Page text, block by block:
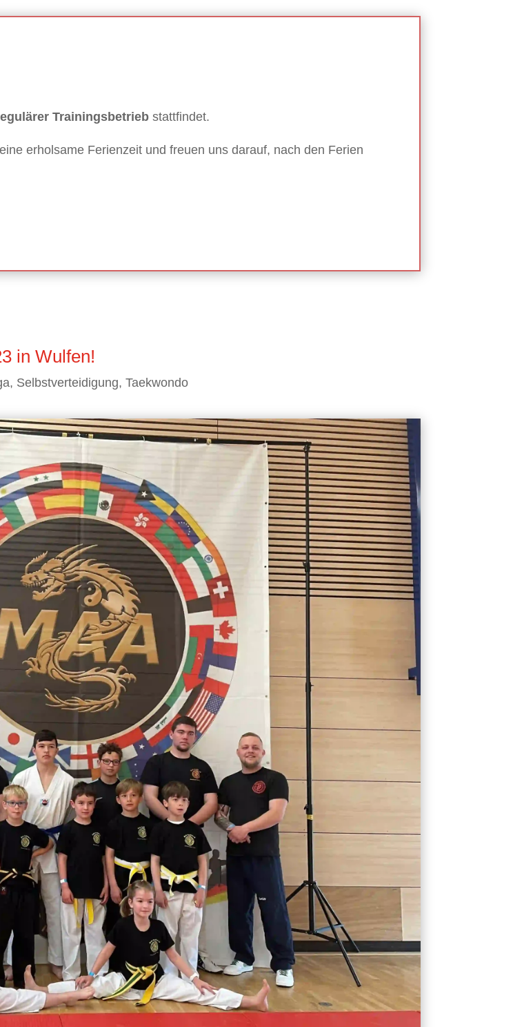
Trainingsbetrieb stattfindet.
erholsame Ferienzeit und freuen uns darauf, nach den Ferien
in Wulfen!
, Selbstverteidigung,Taekwondo